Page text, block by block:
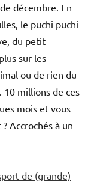
décembre. En
le puchi puchi
du petit
sur les
ou de rien du
millions de ces
mois et vous
Accrochés à un
de (grande)